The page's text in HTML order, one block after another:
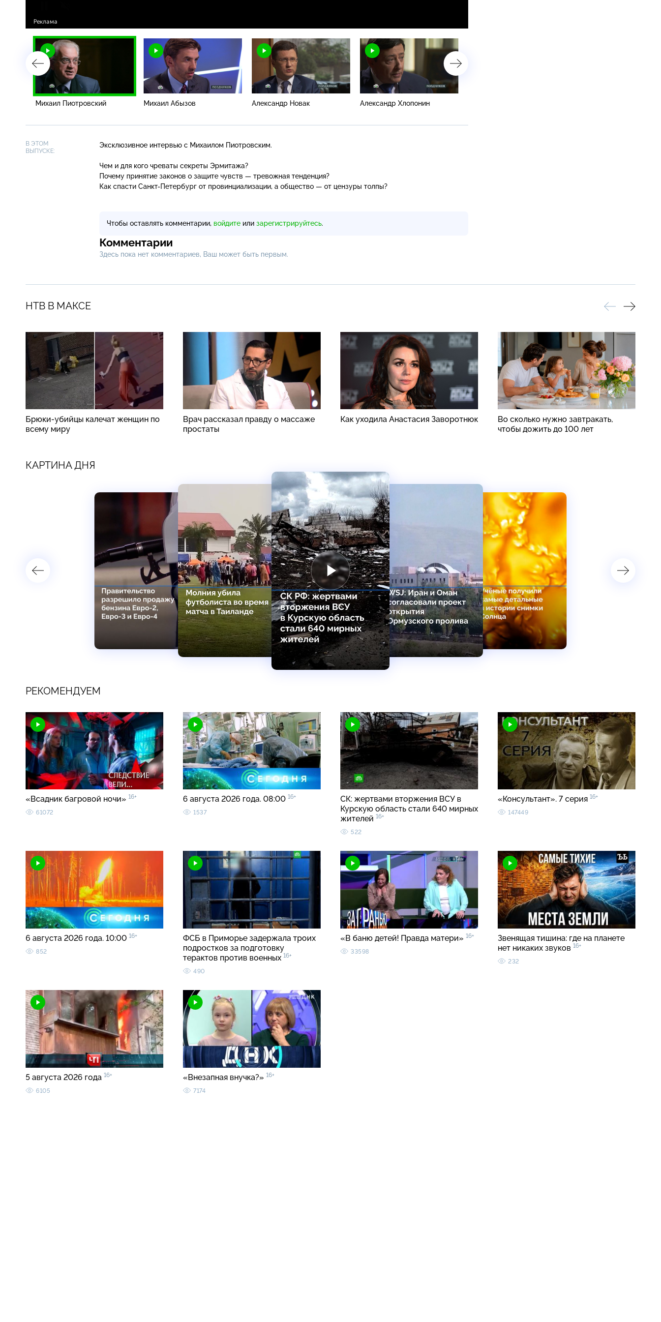
Михаил Пиотровский Михаил Абызов Александр Новак Александр Хлопонин
В ЭТОМ
ВЫПУСКЕ:
Эксклюзивное интервью с Михаилом Пиотровским.
Чем и для кого чреваты секреты Эрмитажа?
Почему принятие законов о защите чувств — тревожная тенденция?
Как спасти Санкт-Петербург от провинциализации, а общество — от цензуры толпы?
Чтобы оставлять комментарии, войдите или зарегистрируйтесь.
Комментарии
Здесь пока нет комментариев, Ваш может быть первым.
НТВ В МАКСЕ
Брюки-убийцы калечат женщин по
всему миру
Врач рассказал правду о массаже
простаты
Как уходила Анастасия Заворотнюк
Во сколько нужно завтракать,
чтобы дожить до 100 лет
КАРТИНА ДНЯ
РЕКОМЕНДУЕМ
«Всадник багровой ночи» 16+
61072
6 августа 2026 года. 08:00 16+
1537
СК: жертвами вторжения ВСУ в
Курскую область стали 640 мирных
жителей 16+
522
«Консультант». 7 серия 16+
147449
6 августа 2026 года. 10:00 16+
852
ФСБ в Приморье задержала троих
подростков за подготовку
терактов против военных 16+
490
«В баню детей! Правда матери» 16+
33598
Звенящая тишина: где на планете
нет никаких звуков 16+
232
5 августа 2026 года 16+
6105
«Внезапная внучка?» 16+
7174